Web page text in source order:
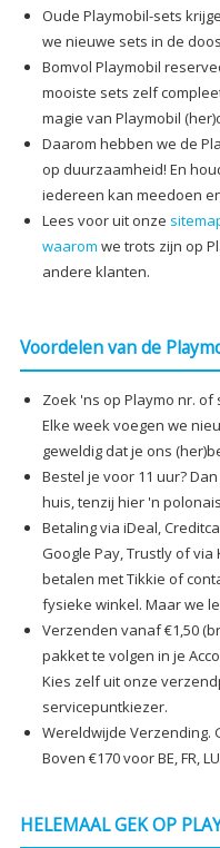
Oude Playmobil-sets
we nieuwe sets in de
Bomvol Playmobil
mooiste sets zelf
magie van Playmobil
Daarom hebben we de
op duurzaamheid! En
iedereen kan meedoen
Lees voor uit onze
waarom we trots zijn op
andere klanten.
Voordelen van de
Zoek 'ns op Playmo nr. of
Elke week voegen we
geweldig dat je ons
Bestel je voor 11 uur?
huis, tenzij hier 'n
Betaling via iDeal,
Google Pay, Trustly of
betalen met Tikkie of
fysieke winkel. Maar we
Verzenden vanaf €1,50
pakket te volgen in je
Kies zelf uit onze
servicepuntkiezer.
Wereldwijde Verzending.
Boven €170 voor BE, FR,
HELEMAAL GEK OP